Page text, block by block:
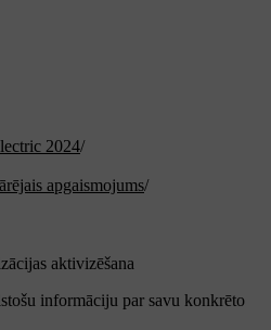
2024/
apgaismojums/
aktivizēšana
informāciju par savu konkrēto